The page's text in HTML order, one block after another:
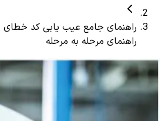
راهنمای مرحله به مرحله